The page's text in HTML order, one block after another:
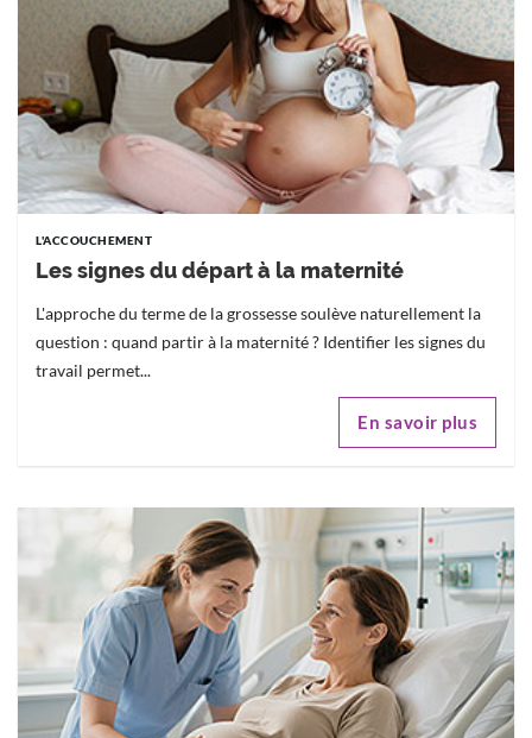
L'ACCOUCHEMENT
Les signes du départ à la maternité
L'approche du terme de la grossesse soulève naturellement la
question : quand partir à la maternité ? Identifier les signes du
travail permet...
En savoir plus